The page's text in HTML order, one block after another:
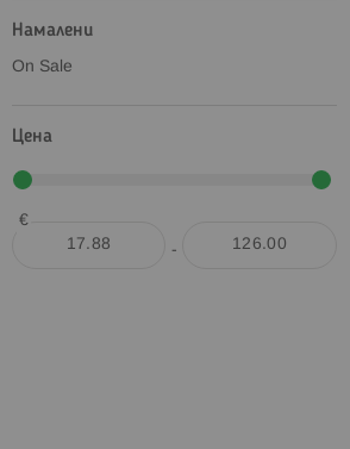
Намалени
On Sale
Цена
€
-